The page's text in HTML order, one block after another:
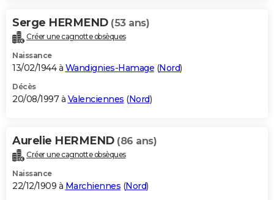
Serge HERMEND (53 ans)
Créer une cagnotte obsèques
Naissance
13/02/1944 à Wandignies-Hamage (Nord)
Décès
20/08/1997 à Valenciennes (Nord)
Aurelie HERMEND (86 ans)
Créer une cagnotte obsèques
Naissance
22/12/1909 à Marchiennes (Nord)